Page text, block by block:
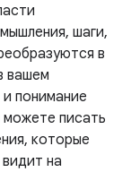
шаги,
в
вашем
понимание
писать
которые
на